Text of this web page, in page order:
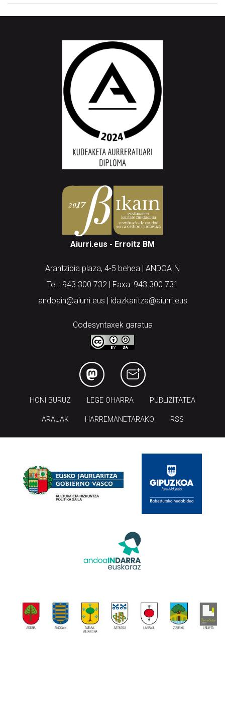
Aiurri.eus - Erroitz BM
Arantzibia plaza, 4-5 behea | ANDOAIN
Tel.: 943 300 732 | Faxa: 943 300 731
andoain@aiurri.eus | idazkaritza@aiurri.eus
Codesyntaxek garatua
HONI BURUZ LEGE OHARRA PUBLIZITATEA
ARAUAK HARREMANETARAKO RSS